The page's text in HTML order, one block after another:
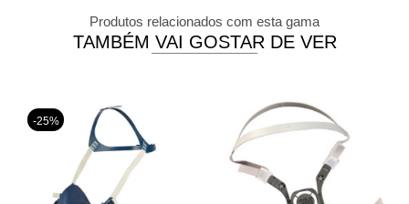
Produtos relacionados com esta gama
TAMBÉM VAI GOSTAR DE VER
-25%